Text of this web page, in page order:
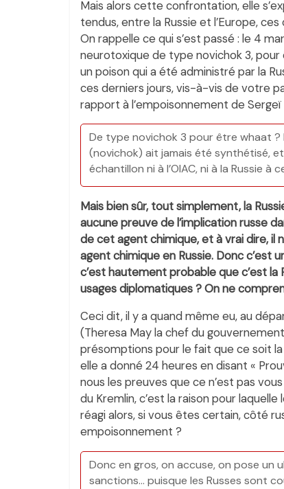
Mais alors cette confrontation, elle
tendus, entre la Russie et l’Europe,
On rappelle ce qui s’est passé : le 4
neurotoxique de type novichok 3,
un poison qui a été administré par la
ces derniers jours, vis-à-vis de votre
rapport à l’empoisonnement de Sergeï
De type novichok 3 pour être whaat ?
(novichok) ait jamais été synthétisé, et
échantillon ni à l’OIAC, ni à la Russie à
Mais bien sûr, tout simplement, la
aucune preuve de l’implication russe
de cet agent chimique, et à vrai dire, il
agent chimique en Russie. Donc
c’est hautement probable que c’est la
usages diplomatiques ? On ne
Ceci dit, il y a quand même eu, au
(Theresa May la chef du
présomptions pour le fait que ce soit la
elle a donné 24 heures en disant «
nous les preuves que ce n’est pas
du Kremlin, c’est la raison pour
réagi alors, si vous êtes certain, côté
empoisonnement ?
Donc en gros, on accuse, on pose un
sanctions… puisque les Russes sont